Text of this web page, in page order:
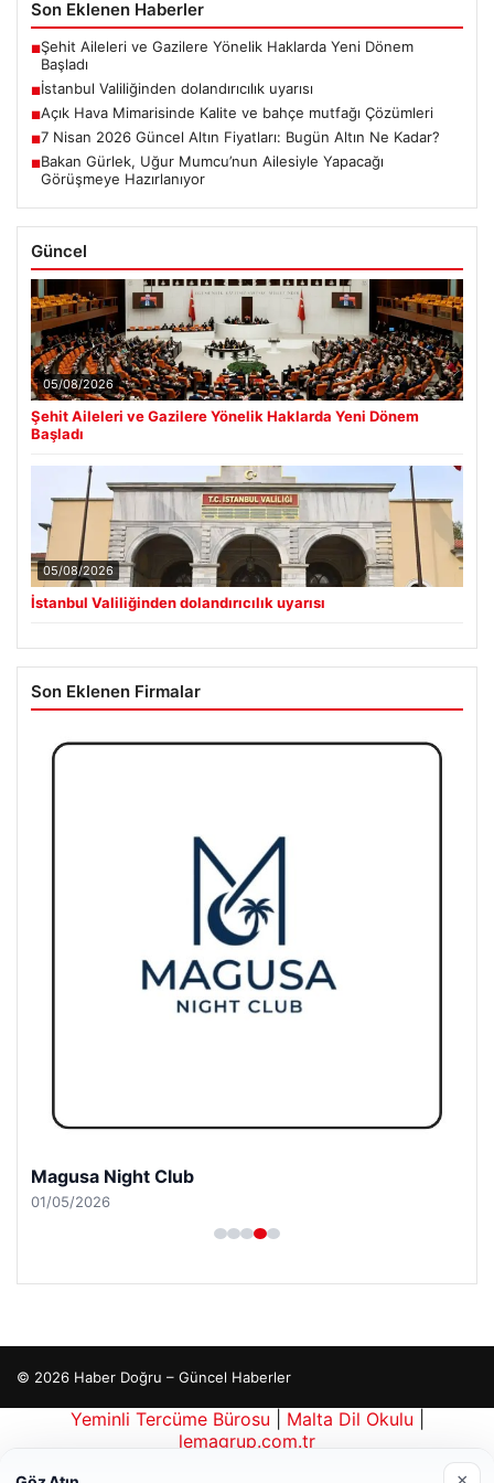
Son Eklenen Haberler
■Şehit Aileleri ve Gazilere Yönelik Haklarda Yeni Dönem
Başladı
■İstanbul Valiliğinden dolandırıcılık uyarısı
■Açık Hava Mimarisinde Kalite ve bahçe mutfağı Çözümleri
7 Nisan 2026 Güncel Altın Fiyatları: Bugün Altın Ne Kadar?
■Bakan Gürlek, Uğur Mumcu’nun Ailesiyle Yapacağı
Görüşmeye Hazırlanıyor
Güncel
05/08/2026
İstanbul Valiliğinden dolandırıcılık uyarısı
Son Eklenen Firmalar
© 2026 Haber Doğru – Güncel Haberler